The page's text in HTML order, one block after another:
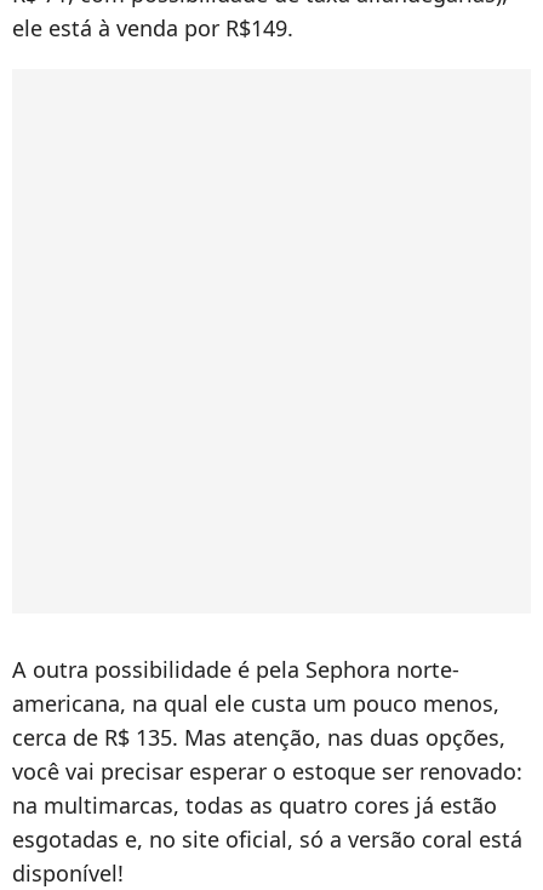
ele está à venda por R$149.
A outra possibilidade é pela Sephora norte-
americana, na qual ele custa um pouco menos,
cerca de R$ 135. Mas atenção, nas duas opções,
você vai precisar esperar o estoque ser renovado:
na multimarcas, todas as quatro cores já estão
esgotadas e, no site oficial, só a versão coral está
disponível!